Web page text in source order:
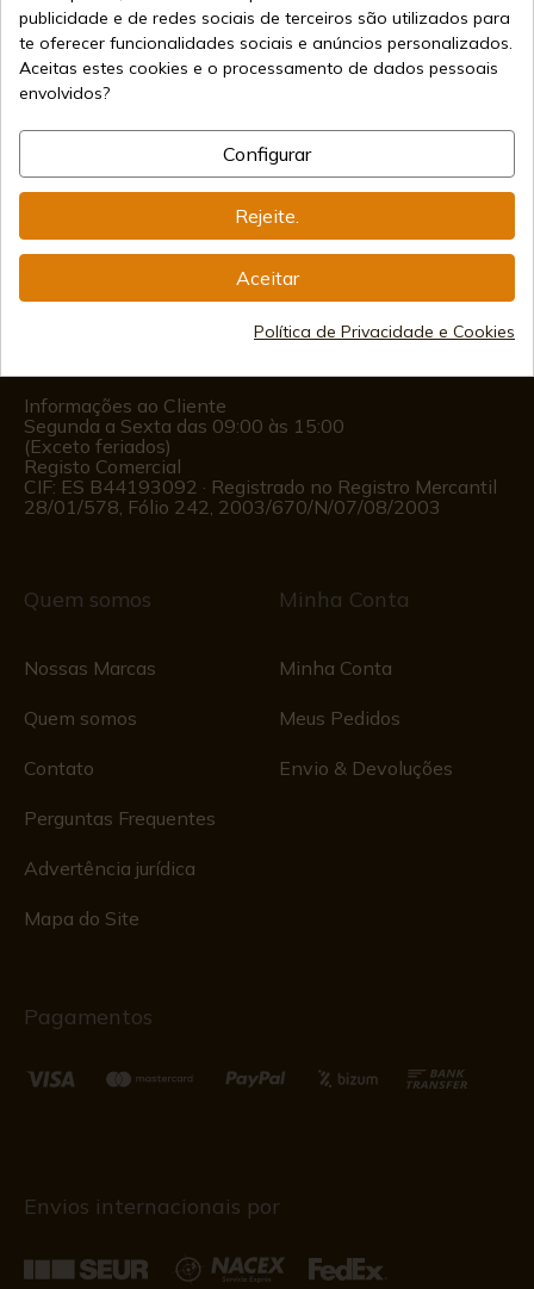
Frete Internacional
Informação
info@aceros-de-hispania.com
(+34)978 877 088
Informações ao Cliente
Segunda a Sexta das 09:00 às 15:00
(Exceto feriados)
Registo Comercial
CIF: ES B44193092 · Registrado no Registro Mercantil
28/01/578, Fólio 242, 2003/670/N/07/08/2003
Quem somos
Nossas Marcas
Quem somos
Contato
Perguntas Frequentes
Advertência jurídica
Mapa do Site
Minha Conta
Minha Conta
Meus Pedidos
Envio & Devoluções
Pagamentos
Envios internacionais por
publicidade e de redes sociais de terceiros são utilizados para
te oferecer funcionalidades sociais e anúncios personalizados.
Aceitas estes cookies e o processamento de dados pessoais
envolvidos?
Configurar
Rejeite.
Aceitar
Política de Privacidade e Cookies